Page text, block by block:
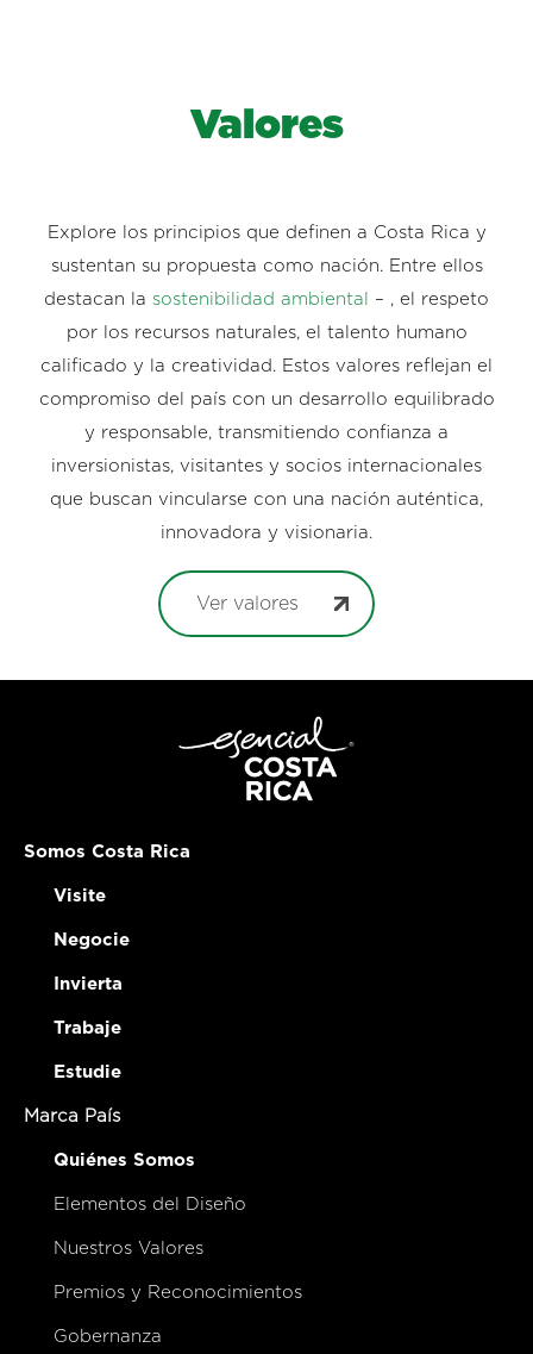
Valores
Explore los principios que definen a Costa Rica y
sustentan su propuesta como nación. Entre ellos
destacan la sostenibilidad ambiental
– , el respeto
por los recursos naturales, el talento humano
calificado y la creatividad. Estos valores reflejan el
compromiso del país con un desarrollo equilibrado
y responsable, transmitiendo confianza a
inversionistas, visitantes y socios internacionales
que buscan vincularse con una nación auténtica,
innovadora y visionaria.
Ver valores
Somos Costa Rica
Visite
Negocie
Invierta
Trabaje
Estudie
Marca País
Quiénes Somos
Elementos del Diseño
Nuestros Valores
Premios y Reconocimientos
Gobernanza